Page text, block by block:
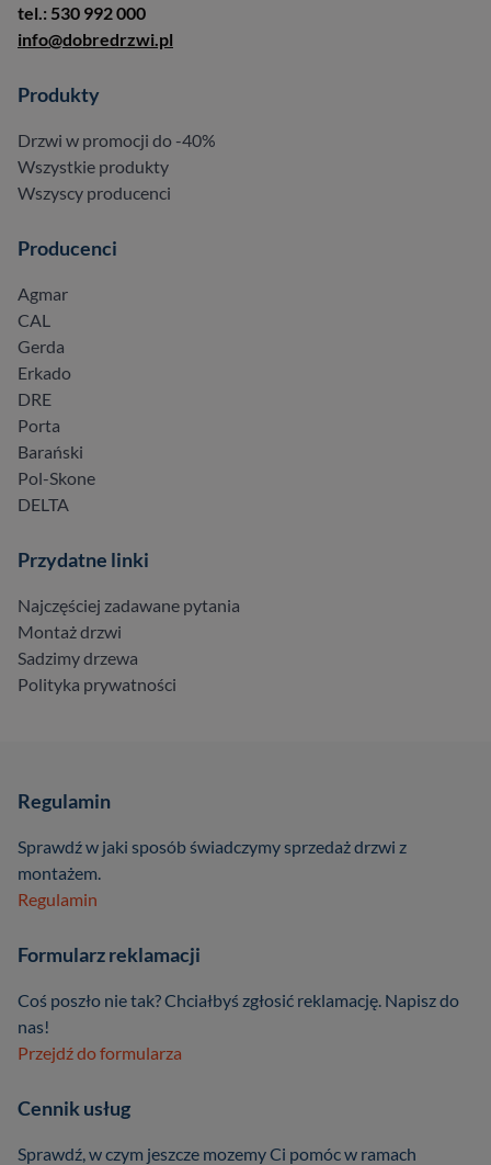
tel.: 530 992 000
info@dobredrzwi.pl
Produkty
Drzwi w promocji do -40%
Wszystkie produkty
Wszyscy producenci
Producenci
Agmar
CAL
Gerda
Erkado
DRE
Porta
Barański
Pol-Skone
DELTA
Przydatne linki
Najczęściej zadawane pytania
Montaż drzwi
Sadzimy drzewa
Polityka prywatności
Regulamin
Sprawdź w jaki sposób świadczymy sprzedaż drzwi z
montażem.
Regulamin
Formularz reklamacji
Coś poszło nie tak? Chciałbyś zgłosić reklamację. Napisz do
nas!
Przejdź do formularza
Cennik usług
Sprawdź, w czym jeszcze mozemy Ci pomóc w ramach